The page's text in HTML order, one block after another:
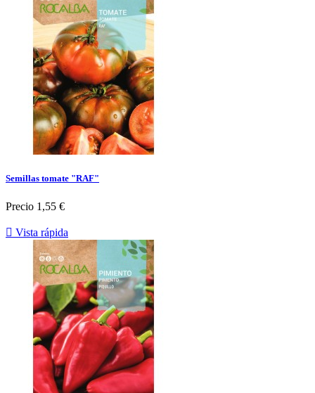
Semillas tomate "RAF"
Precio 1,55 €
 Vista rápida